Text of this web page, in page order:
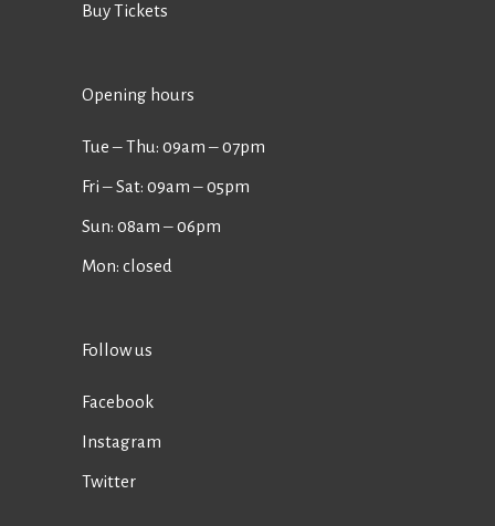
Buy Tickets
Opening hours
Tue ‒ Thu: 09am ‒ 07pm
Fri ‒ Sat: 09am ‒ 05pm
Sun: 08am ‒ 06pm
Mon: closed
Follow us
Facebook
Instagram
Twitter